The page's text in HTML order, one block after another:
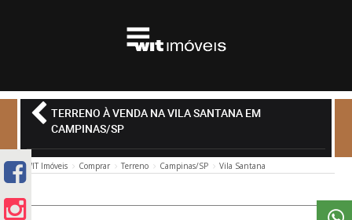
TERRENO À VENDA NA VILA SANTANA EM
CAMPINAS/SP
WIT Imóveis Comprar Terreno Campinas/SP Vila Santana